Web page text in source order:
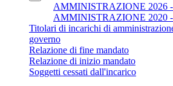
AMMINISTRAZIONE 2026 -
AMMINISTRAZIONE 2020
Titolari di incarichi di
governo
Relazione di fine mandato
Relazione di inizio mandato
Soggetti cessati dall'incarico